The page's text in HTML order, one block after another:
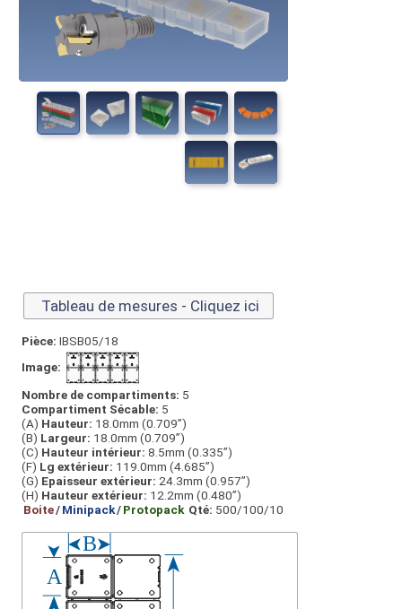
Tableau de mesures - Cliquez ici
Pièce: IBSB05/18
Image:
Nombre de compartiments: 5
Compartiment Sécable: 5
(A) Hauteur: 18.0mm (0.709”)
(B) Largeur: 18.0mm (0.709”)
(C) Hauteur intérieur: 8.5mm (0.335”)
(F) Lg extérieur: 119.0mm (4.685”)
(G) Epaisseur extérieur: 24.3mm (0.957”)
(H) Hauteur extérieur: 12.2mm (0.480”)
Boite/Minipack/Protopack Qté: 500/100/10